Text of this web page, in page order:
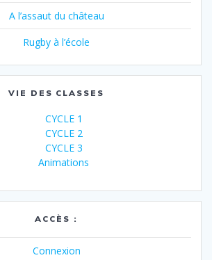
A l’assaut du château
Rugby à l’école
VIE DES CLASSES
CYCLE 1
CYCLE 2
CYCLE 3
Animations
ACCÈS :
Connexion